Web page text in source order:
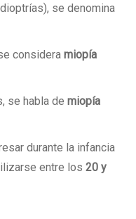
se denomina
considera miopía
se habla de miopía
durante la infancia
entre los 20 y